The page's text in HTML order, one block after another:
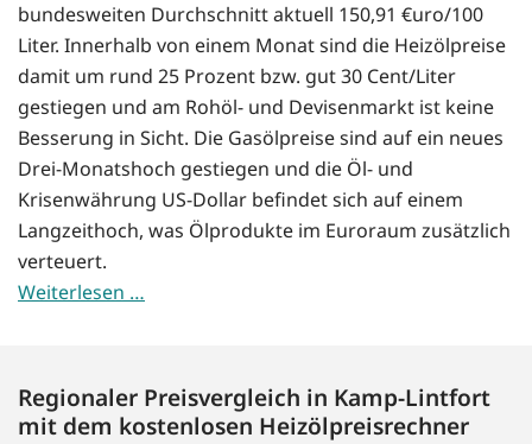
bundesweiten Durchschnitt aktuell 150,91 €uro/100
Liter. Innerhalb von einem Monat sind die Heizölpreise
damit um rund 25 Prozent bzw. gut 30 Cent/Liter
gestiegen und am Rohöl- und Devisenmarkt ist keine
Besserung in Sicht. Die Gasölpreise sind auf ein neues
Drei-Monatshoch gestiegen und die Öl- und
Krisenwährung US-Dollar befindet sich auf einem
Langzeithoch, was Ölprodukte im Euroraum zusätzlich
verteuert.
Weiterlesen …
Regionaler Preisvergleich in Kamp-Lintfort
mit dem kostenlosen Heizölpreisrechner